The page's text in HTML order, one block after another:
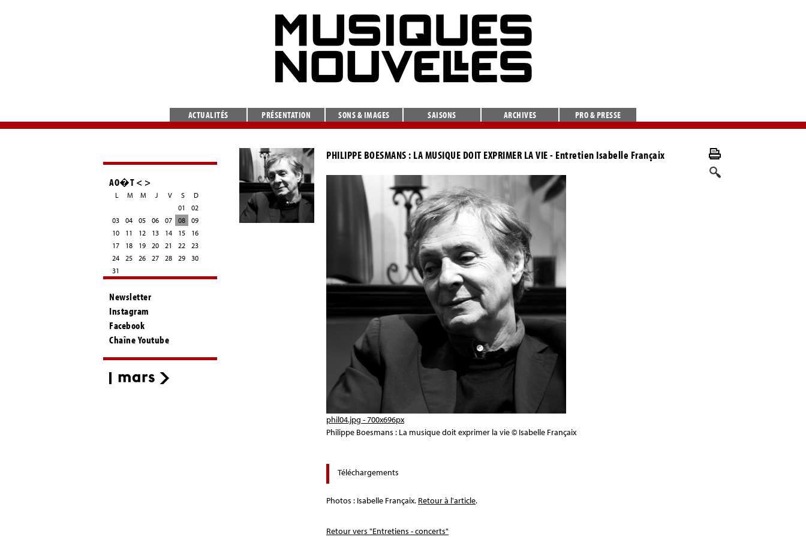
ACTUALITÉS PRÉSENTATION SONS & IMAGES SAISONS ARCHIVES PRO & PRESSE
AO�T< >
L M M J V S
D
01
02
03
04 05 06 07 08
09
10
11 12 13 14 15
16
17
18 19 20 21 22
23
24
25 26 27 28 29
30
31
Newsletter
Instagram
Facebook
Chaîne Youtube
PHILIPPE BOESMANS : LA MUSIQUE DOIT EXPRIMER LA VIE- Entretien Isabelle Françaix
phil04.jpg - 700x696px
Philippe Boesmans : La musique doit exprimer la vie © Isabelle Françaix
Téléchargements
Photos : Isabelle Françaix. Retour à l'article.
Retour vers "Entretiens - concerts"